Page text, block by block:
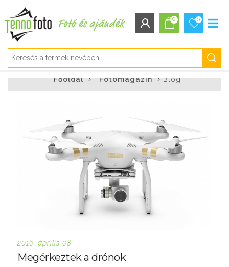
Bejelentkezés
0 0
Főoldal Fotómagazin Blog
2016. április 08.
Megérkeztek a drónok